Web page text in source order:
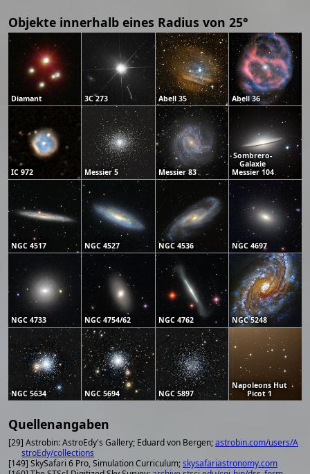
Objekte innerhalb eines Radius von 25°
Diamant 3C 273 Abell 35 Abell 36
IC 972 Messier 5 Messier 83
Sombrero-
Galaxie
Messier 104
NGC 4517 NGC 4527 NGC 4536 NGC 4697
NGC 4733 NGC 4754/62 NGC 4762 NGC 5248
NGC 5634 NGC 5694 NGC 5897
Napoleons Hut
Picot 1
Quellenangaben
[29] Astrobin: AstroEdy's Gallery; Eduard von Bergen;astrobin.com/users/A
stroEdy/collections
[149] SkySafari 6 Pro, Simulation Curriculum;skysafariastronomy.com